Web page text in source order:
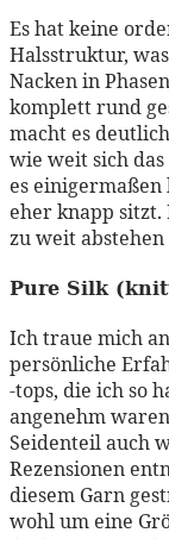
Es hat keine
Halsstruktur,
Nacken in
komplett rund
macht es
wie weit sich
es einigermaßen
eher knapp sitzt.
zu weit abstehen
Pure Silk
Ich traue mich
persönliche
-tops, die ich so
angenehm
Seidenteil auch
Rezensionen
diesem Garn
wohl um eine